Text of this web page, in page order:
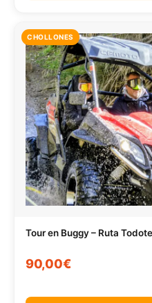
CHOLLONES
Tour en Buggy – Ruta
90,00€